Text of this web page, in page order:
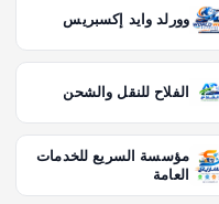
وورلد وايد إكسبريس
الفلاح للنقل والشحن
مؤسسة السريع للخدمات
العامة